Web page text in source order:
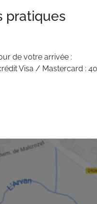
pratiques
de votre arrivée :
Visa / Mastercard :